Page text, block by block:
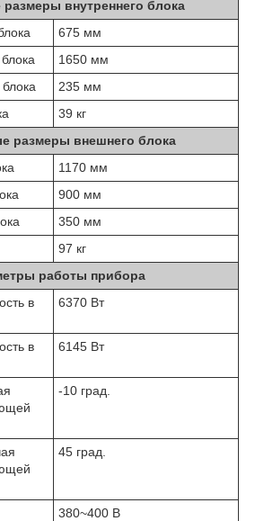
внутреннего блока
675 мм
1650 мм
235 мм
39 кг
размеры внешнего блока
1170 мм
900 мм
350 мм
97 кг
работы прибора
в
6370 Вт
в
6145 Вт
-10 град.
45 град.
380~400 В